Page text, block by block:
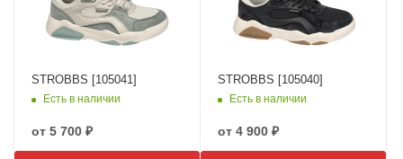
STROBBS [105041]
Есть в наличии
от 5 700 ₽
STROBBS [105040]
Есть в наличии
от 4 900 ₽